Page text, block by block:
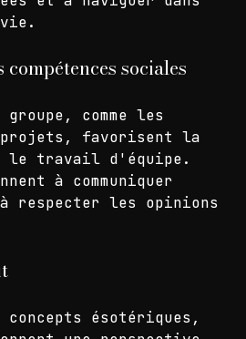
aide à prendre des
et à naviguer dans
comme les
favorisent la
le travail d'équipe.
à communiquer
respecter les opinions